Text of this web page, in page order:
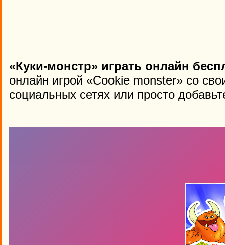
«Куки-монстр» играть онлайн
онлайн игрой «Cookie monster» со
социальных сетях или просто